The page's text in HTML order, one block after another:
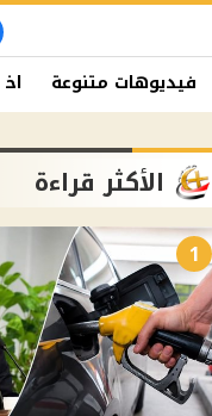
فيديوهات متنوعة
الأكثر قراءة
1